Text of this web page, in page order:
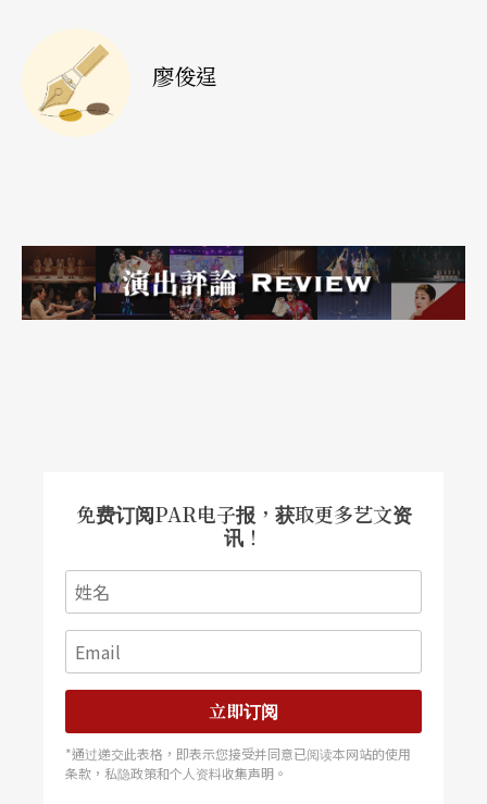
廖俊逞
免费订阅PAR电子报，获取更多艺文资
讯！
立即订阅
*通过递交此表格，即表示您接受并同意已阅读本网站的使用
条款，私隐政策和个人资料收集声明。